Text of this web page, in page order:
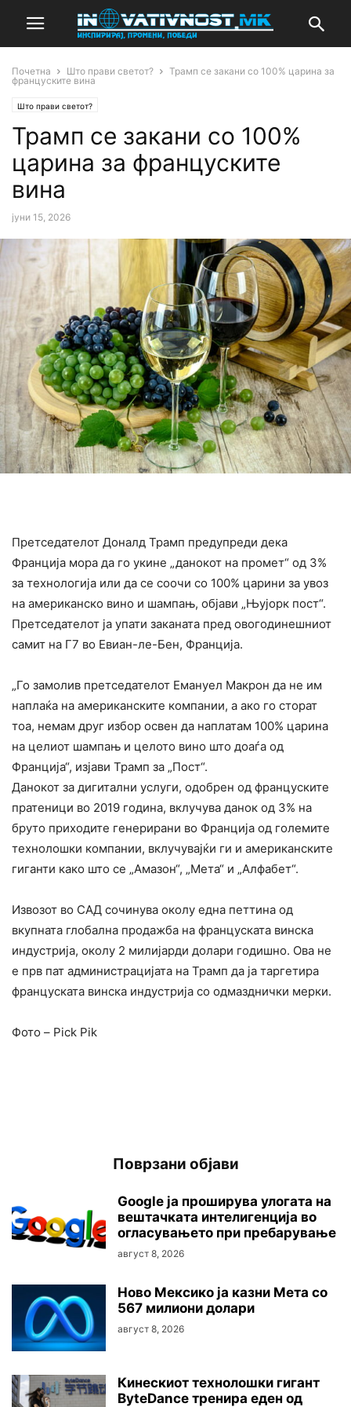
Почетна Што прави светот?
Трамп се закани со 100% царина за
француските вина
Што прави светот?
Трамп се закани со 100%
царина за француските
вина
јуни 15, 2026
Претседателот Доналд Трамп предупреди дека
Франција мора да го укине „данокот на промет“ од 3%
за технологија или да се соочи со 100% царини за увоз
на американско вино и шампањ, објави „Њујорк пост“.
Претседателот ја упати заканата пред овогодинешниот
самит на Г7 во Евиан-ле-Бен, Франција.
„Го замолив претседателот Емануел Макрон да не им
наплаќа на американските компании, а ако го сторат
тоа, немам друг избор освен да наплатам 100% царина
на целиот шампањ и целото вино што доаѓа од
Франција“, изјави Трамп за „Пост“.
Данокот за дигитални услуги, одобрен од француските
пратеници во 2019 година, вклучува данок од 3% на
бруто приходите генерирани во Франција од големите
технолошки компании, вклучувајќи ги и американските
гиганти како што се „Амазон“, „Мета“ и „Алфабет“.
Извозот во САД сочинува околу една петтина од
вкупната глобална продажба на француската винска
индустрија, околу 2 милијарди долари годишно. Ова не
е прв пат администрацијата на Трамп да ја таргетира
француската винска индустрија со одмазднички мерки.
Фото – Pick Pik
Поврзани објави
Google ја проширува улогата на
вештачката интелигенција во
огласувањето при пребарување
август 8, 2026
Ново Мексико ја казни Мета со
567 милиони долари
август 8, 2026
Кинескиот технолошки гигант
ByteDance тренира еден од